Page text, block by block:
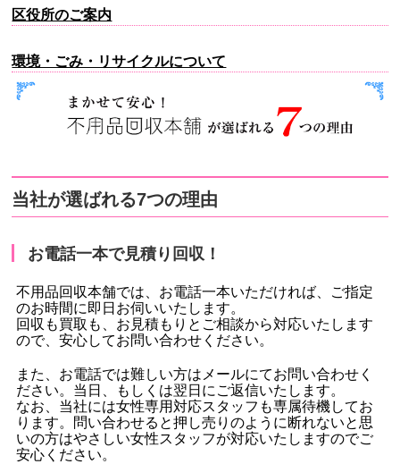
区役所のご案内
環境・ごみ・リサイクルについて
当社が選ばれる7つの理由
お電話一本で見積り回収！
不用品回収本舗では、お電話一本いただければ、ご指定
のお時間に即日お伺いいたします。
回収も買取も、お見積もりとご相談から対応いたします
ので、安心してお問い合わせください。
また、お電話では難しい方はメールにてお問い合わせく
ださい。当日、もしくは翌日にご返信いたします。
なお、当社には女性専用対応スタッフも専属待機してお
ります。問い合わせると押し売りのように断れないと思
いの方はやさしい女性スタッフが対応いたしますのでご
安心ください。